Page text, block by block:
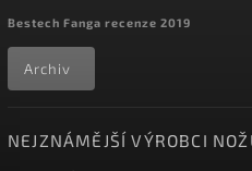
Bestech Fanga recenze 2019
Archiv
NEJZNÁMĚJŠÍ VÝROBCI